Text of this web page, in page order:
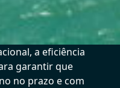
a eficiência
garantir que
no prazo e com